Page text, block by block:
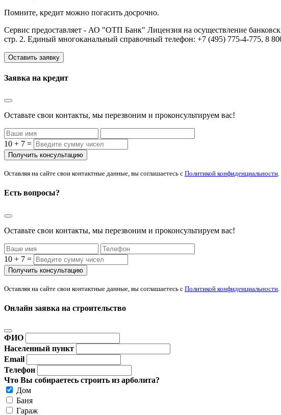
Помните, кредит можно погасить досрочно.
Сервис предоставляет - АО "ОТП Банк" Лицензия на осуществление
стр. 2. Единый многоканальный справочный телефон: +7 (495) 775-4-775, 8
Оставить заявку
Заявка на кредит
Оставьте свои контакты, мы перезвоним и проконсультируем вас!
10 + 7 =
Оставляя на сайте свои контактные данные, вы соглашаетесь с Политикой конфиденциальности.
Есть вопросы?
Оставьте свои контакты, мы перезвоним и проконсультируем вас!
10 + 7 =
Оставляя на сайте свои контактные данные, вы соглашаетесь с Политикой конфиденциальности
Онлайн заявка на строительство
ФИО
Населенный пункт
Email
Телефон
Что Вы собираетесь строить из арболита?
Дом
Баня
Гараж